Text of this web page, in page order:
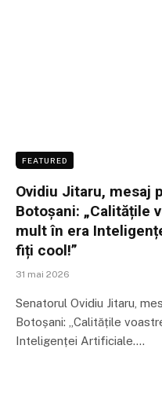
FEATURED
Ovidiu Jitaru, mesaj
Botoșani: „Calitățile
mult în era
fiți cool!”
31 mai 2026
Senatorul Ovidiu Jitaru,
Botoșani: „Calitățile
Inteligenței Artificiale.…